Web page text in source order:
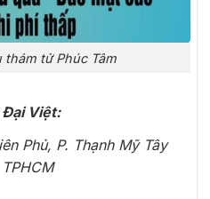
thám tử Phúc Tâm
Việt:
Phủ, P. Thạnh Mỹ Tây